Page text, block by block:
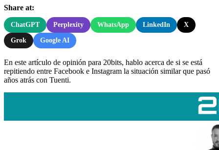
Share at:
ChatGPT Perplexity WhatsApp LinkedIn X
Grok Google AI
En este artículo de opinión para 20bits, hablo acerca de si se está
repitiendo entre Facebook e Instagram la situación similar que pasó
años atrás con Tuenti.